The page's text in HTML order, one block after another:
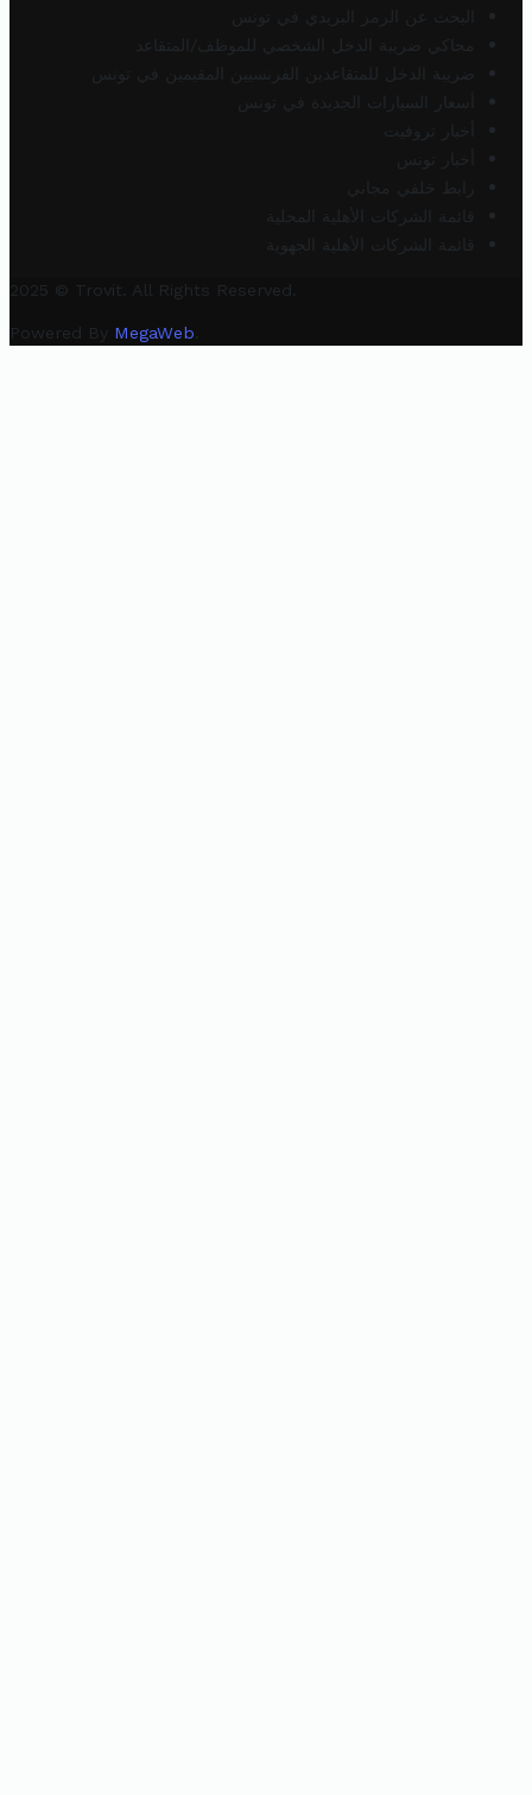
البحث عن الرمز البريدي في تونس
محاكي ضريبة الدخل الشخصي للموظف/المتقاعد
ضريبة الدخل للمتقاعدين الفرنسيين المقيمين في تونس
أسعار السيارات الجديدة في تونس
أخبار تروفيت
أخبار تونس
رابط خلفي مجاني
قائمة الشركات الأهلية المحلية
قائمة الشركات الأهلية الجهوية
2025 © Trovit. All Rights Reserved.
Powered By MegaWeb